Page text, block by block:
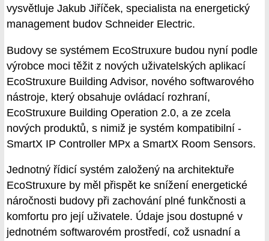
vysvětluje Jakub Jiříček, specialista na energetický
management budov Schneider Electric.
Budovy se systémem EcoStruxure budou nyní podle
výrobce moci těžit z nových uživatelských aplikací
EcoStruxure Building Advisor, nového softwarového
nástroje, který obsahuje ovládací rozhraní,
EcoStruxure Building Operation 2.0, a ze zcela
nových produktů, s nimiž je systém kompatibilní -
SmartX IP Controller MPx a SmartX Room Sensors.
Jednotný řídicí systém založený na architektuře
EcoStruxure by měl přispět ke snížení energetické
náročnosti budovy při zachování plné funkčnosti a
komfortu pro její uživatele. Údaje jsou dostupné v
jednotném softwarovém prostředí, což usnadní a